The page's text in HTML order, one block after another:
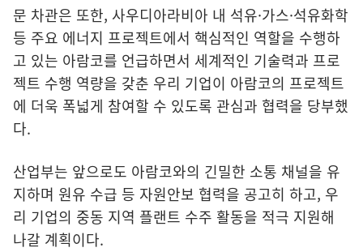
문 차관은 또한, 사우디아라비아 내 석유·가스·석유화학
등 주요 에너지 프로젝트에서 핵심적인 역할을 수행하
고 있는 아람코를 언급하면서 세계적인 기술력과 프로
젝트 수행 역량을 갖춘 우리 기업이 아람코의 프로젝트
에 더욱 폭넓게 참여할 수 있도록 관심과 협력을 당부했
다.
산업부는 앞으로도 아람코와의 긴밀한 소통 채널을 유
지하며 원유 수급 등 자원안보 협력을 공고히 하고, 우
리 기업의 중동 지역 플랜트 수주 활동을 적극 지원해
나갈 계획이다.